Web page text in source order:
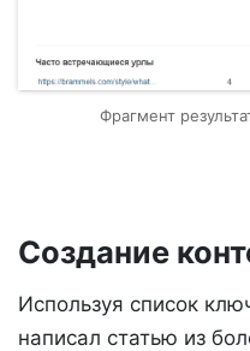
Фрагмент
Создание
Используя список
написал статью из